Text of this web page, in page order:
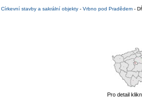
Církevní stavby a sakrální objekty- Vrbno pod Pradědem-
Pro detail